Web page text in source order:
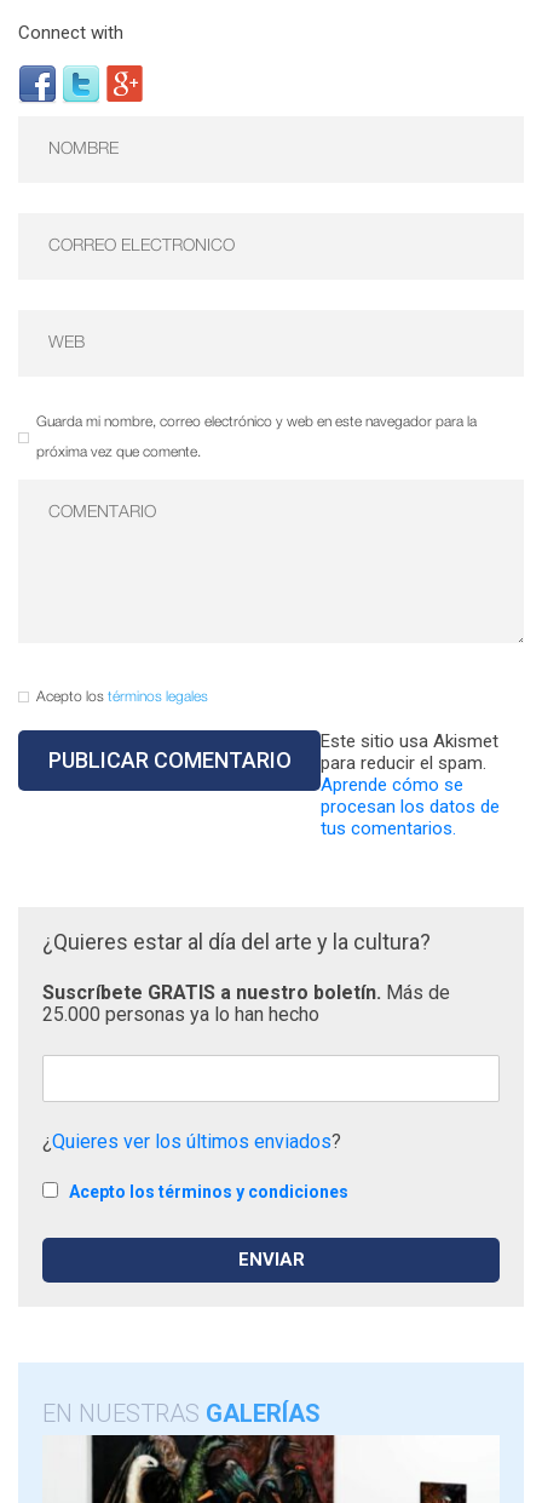
Connect with
Guarda mi nombre, correo electrónico y web en este navegador para la
próxima vez que comente.
Acepto los términos legales
Este sitio usa Akismet
para reducir el spam.
Aprende cómo se
procesan los datos de
tus comentarios.
¿Quieres estar al día del arte y la cultura?
Suscríbete GRATIS a nuestro boletín. Más de
25.000 personas ya lo han hecho
¿Quieres ver los últimos enviados?
Acepto los términos y condiciones
EN NUESTRAS GALERÍAS